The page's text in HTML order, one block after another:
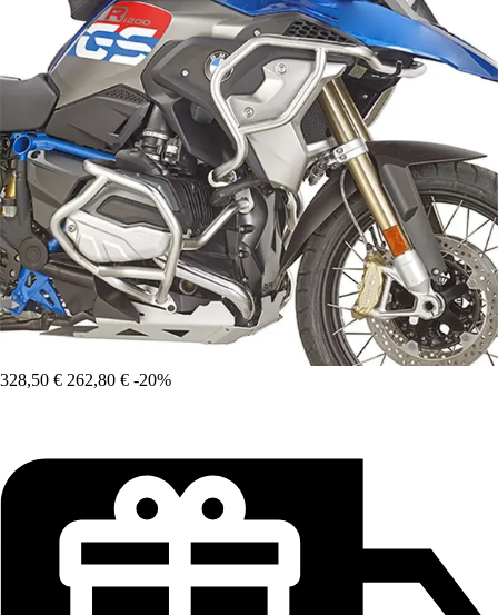
328,50 € 262,80 € -20%